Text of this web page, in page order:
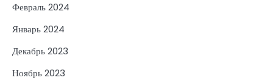
Февраль 2024
Январь 2024
Декабрь 2023
Ноябрь 2023